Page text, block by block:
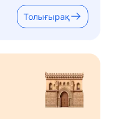
Толығырақ